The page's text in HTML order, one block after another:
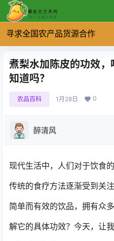
寻求全国农产品货源合作
煮梨水加陈皮的功效
知道吗？
农品百科 1月28日 0
醉清风
现代生活中，人们对于饮食
传统的食疗方法逐渐受到关
简单而有效的饮品，拥有众
解它的具体功效？今天，让